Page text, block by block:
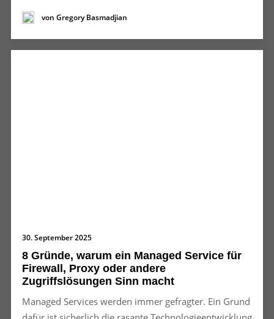
von Gregory Basmadjian
30. September 2025
8 Gründe, warum ein Managed Service für
Firewall, Proxy oder andere
Zugriffslösungen Sinn macht
Managed Services werden immer gefragter. Ein Grund